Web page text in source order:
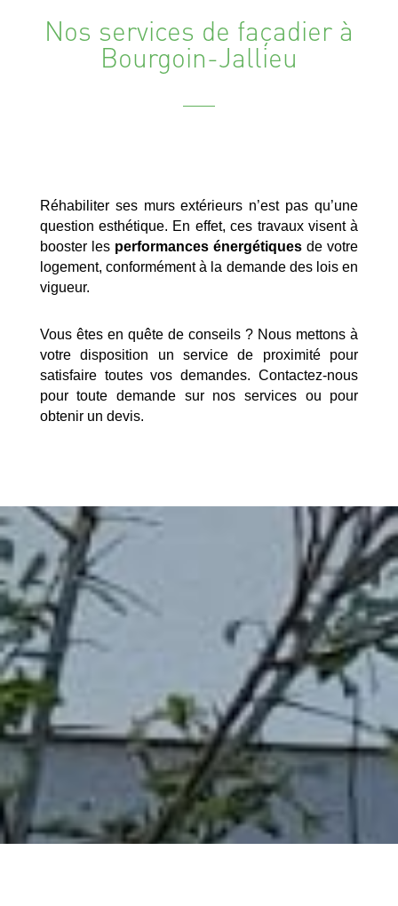
Nos services de façadier à
Bourgoin-Jallieu
Réhabiliter ses murs extérieurs n’est pas qu’une
question esthétique. En effet, ces travaux visent à
booster les performances énergétiques de votre
logement, conformément à la demande des lois en
vigueur.
Vous êtes en quête de conseils ? Nous mettons à
votre disposition un service de proximité pour
satisfaire toutes vos demandes. Contactez-nous
pour toute demande sur nos services ou pour
obtenir un devis.